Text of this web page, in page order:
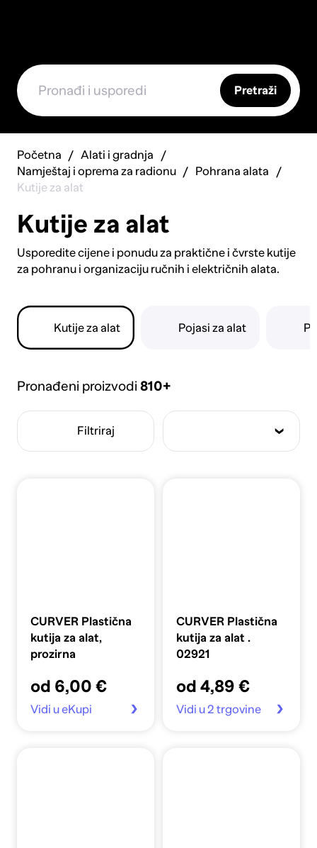
Pretraži
Početna
Alati i gradnja
Namještaj i oprema za radionu
Pohrana alata
Kutije za alat
Kutije za alat
Usporedite cijene i ponudu za praktične i čvrste kutije
za pohranu i organizaciju ručnih i električnih alata.
i stacionarna rješenja za radionice, domove i
profesionalce.
Kutije za alat Pojasi za alat
Pronađeni proizvodi 810+
Filtriraj
CURVER Plastična
kutija za alat,
prozirna
od 6,00 €
Vidi u eKupi
CURVER Plastična
kutija za alat .
02921
od 4,89 €
Vidi u 2 trgovine